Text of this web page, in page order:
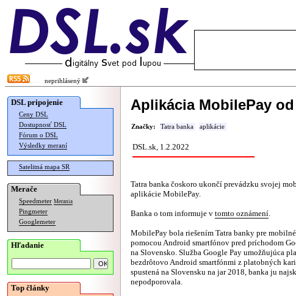
neprihlásený
DSL pripojenie
Ceny DSL
Dostupnosť DSL
Fórum o DSL
Výsledky meraní
Satelitná mapa SR
Merače
Speedmeter Merania
Pingmeter
Googlemeter
Hľadanie
Top články
Aplikácia MobilePay
Značky: Tatra banka aplikácie
DSL.sk, 1.2.2022
Tatra banka čoskoro ukončí prevádzku svojej
aplikácie MobilePay.
Banka o tom informuje v tomto oznámení.
MobilePay bola riešením Tatra banky pre
pomocou Android smartfónov pred príchodom
na Slovensko. Služba Google Pay umožňujúca
bezdrôtovo Android smartfónmi z platobných
spustená na Slovensku na jar 2018, banka ju
nepodporovala.